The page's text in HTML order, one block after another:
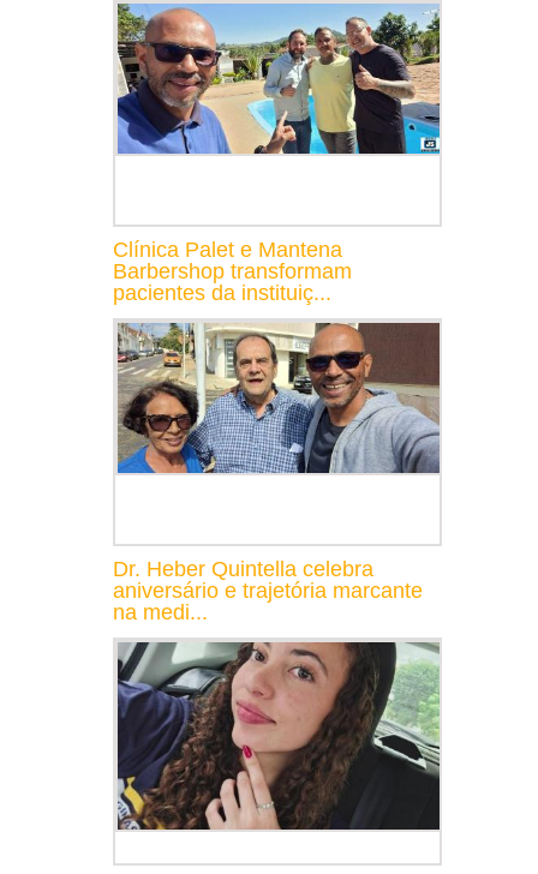
Clínica Palet e Mantena
Barbershop transformam
pacientes da instituiç...
Dr. Heber Quintella celebra
aniversário e trajetória marcante
na medi...